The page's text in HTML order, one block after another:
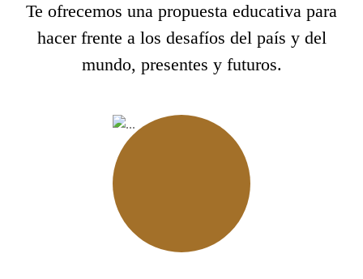
Te ofrecemos una propuesta educativa para
hacer frente a los desafíos del país y del
mundo, presentes y futuros.